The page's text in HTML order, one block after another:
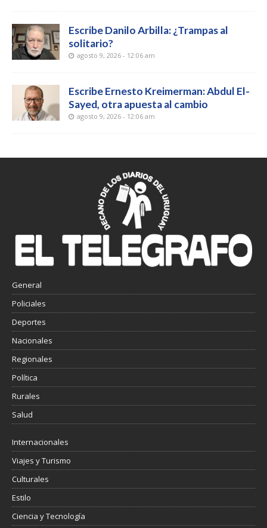
Escribe Danilo Arbilla: ¿Trampas al
solitario?
agosto 9, 2026 - 12:06 am
Escribe Ernesto Kreimerman: Abdul El-
Sayed, otra apuesta al cambio
agosto 9, 2026 - 12:06 am
General
Policiales
Deportes
Nacionales
Regionales
Política
Rurales
Salud
Internacionales
Viajes y Turismo
Culturales
Estilo
Ciencia y Tecnología